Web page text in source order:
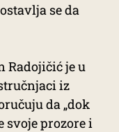
se da
Radojičić je u
iz
da „dok
svoje prozore i